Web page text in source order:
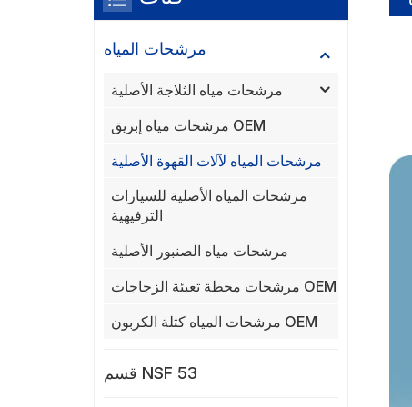
مرشحات المياه
مرشحات مياه الثلاجة الأصلية
مرشحات مياه إبريق OEM
مرشحات المياه لآلات القهوة الأصلية
مرشحات المياه الأصلية للسيارات
الترفيهية
مرشحات مياه الصنبور الأصلية
مرشحات محطة تعبئة الزجاجات OEM
مرشحات المياه كتلة الكربون OEM
قسم NSF 53